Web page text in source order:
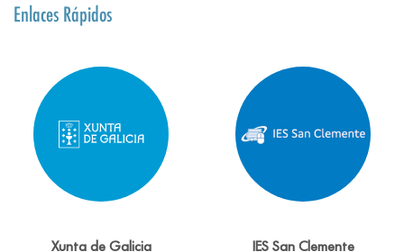
Enlaces Rápidos
Xunta de Galicia
IES San Clemente